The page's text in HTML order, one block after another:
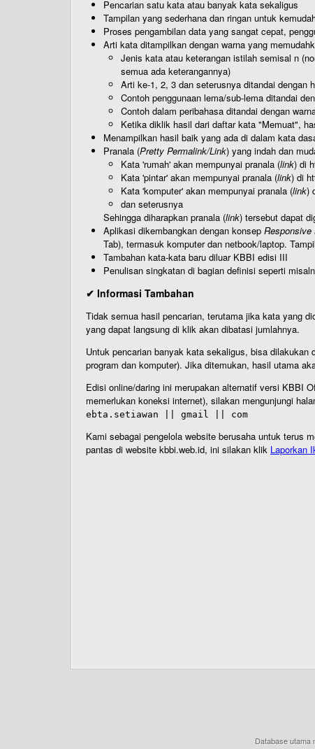
Pencarian satu kata atau banyak kata sekaligus
Tampilan yang sederhana dan ringan untuk
Proses pengambilan data yang sangat cepat,
Arti kata ditampilkan dengan warna yang
Jenis kata atau keterangan istilah semisal n
semua ada keterangannya)
Arti ke-1, 2, 3 dan seterusnya ditandai dengan
Contoh penggunaan lema/sub-lema ditandai
Contoh dalam peribahasa ditandai dengan
Ketika diklik hasil dari daftar kata "Memuat",
Menampilkan hasil baik yang ada di dalam kata
Pranala (Pretty Permalink/Link) yang indah dan
Kata 'rumah' akan mempunyai pranala (link) di
Kata 'pintar' akan mempunyai pranala (link) di
Kata 'komputer' akan mempunyai pranala (link)
dan seterusnya
Sehingga diharapkan pranala (link) tersebut dapat
Aplikasi dikembangkan dengan konsep Responsive
Tab), termasuk komputer dan netbook/laptop.
Tambahan kata-kata baru diluar KBBI edisi III
Penulisan singkatan di bagian definisi seperti
✔ Informasi Tambahan
Tidak semua hasil pencarian, terutama jika kata yang
yang dapat langsung di klik akan dibatasi jumlahnya.
Untuk pencarian banyak kata sekaligus, bisa
program dan komputer). Jika ditemukan, hasil utama
Edisi online/daring ini merupakan alternatif versi KBBI
memerlukan koneksi internet), silakan mengunjungi
ebta.setiawan || gmail || com
Kami sebagai pengelola website berusaha untuk terus
pantas di website kbbi.web.id, ini silakan klik Laporkan
Database utama